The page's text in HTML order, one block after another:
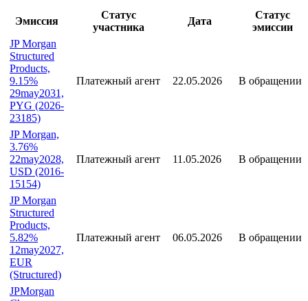
Эмиссия
Статус
участника
Дата
Статус
эмиссии
JP Morgan
Structured
Products,
9.15%
29may2031,
PYG (2026-
23185)
Платежный агент 22.05.2026 В обращении
JP Morgan,
3.76%
22may2028,
USD (2016-
15154)
Платежный агент 11.05.2026 В обращении
JP Morgan
Structured
Products,
5.82%
12may2027,
EUR
(Structured)
Платежный агент 06.05.2026 В обращении
JPMorgan